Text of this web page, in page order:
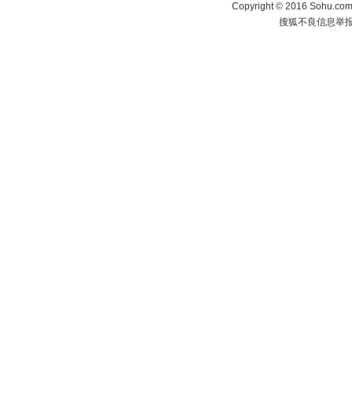
Copyright©2016
搜狐不良信息举